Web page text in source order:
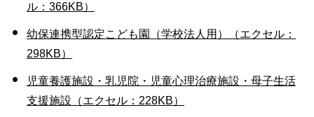
ル：366KB）
幼保連携型認定こども園（学校法人用）（エクセル：
298KB）
児童養護施設・乳児院・児童心理治療施設・母子生活
支援施設（エクセル：228KB）